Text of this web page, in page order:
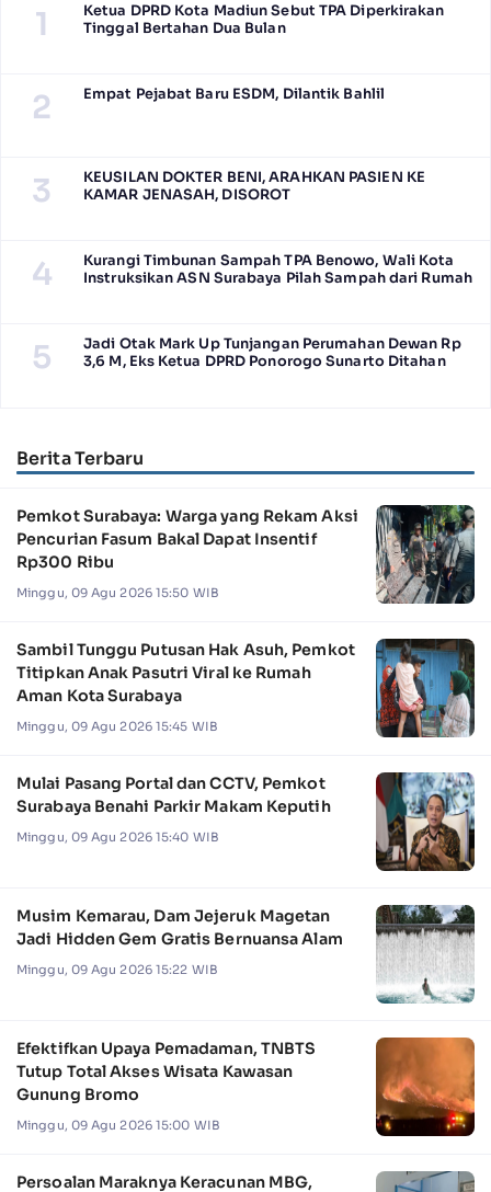
1
Ketua DPRD Kota Madiun Sebut TPA Diperkirakan
Tinggal Bertahan Dua Bulan
2 Empat Pejabat Baru ESDM, Dilantik Bahlil
3
KEUSILAN DOKTER BENI, ARAHKAN PASIEN KE
KAMAR JENASAH, DISOROT
4
Kurangi Timbunan Sampah TPA Benowo, Wali Kota
Instruksikan ASN Surabaya Pilah Sampah dari Rumah
5
Jadi Otak Mark Up Tunjangan Perumahan Dewan Rp
3,6 M, Eks Ketua DPRD Ponorogo Sunarto Ditahan
Berita Terbaru
Pemkot Surabaya: Warga yang Rekam Aksi
Pencurian Fasum Bakal Dapat Insentif
Rp300 Ribu
Minggu, 09 Agu 2026 15:50 WIB
Sambil Tunggu Putusan Hak Asuh, Pemkot
Titipkan Anak Pasutri Viral ke Rumah
Aman Kota Surabaya
Minggu, 09 Agu 2026 15:45 WIB
Mulai Pasang Portal dan CCTV, Pemkot
Surabaya Benahi Parkir Makam Keputih
Minggu, 09 Agu 2026 15:40 WIB
Musim Kemarau, Dam Jejeruk Magetan
Jadi Hidden Gem Gratis Bernuansa Alam
Minggu, 09 Agu 2026 15:22 WIB
Efektifkan Upaya Pemadaman, TNBTS
Tutup Total Akses Wisata Kawasan
Gunung Bromo
Minggu, 09 Agu 2026 15:00 WIB
Persoalan Maraknya Keracunan MBG,